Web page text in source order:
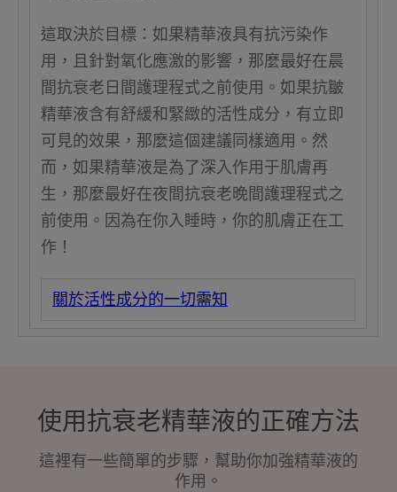
這取決於目標：如果精華液具有抗污染作
用，且針對氧化應激的影響，那麼最好在晨
間抗衰老日間護理程式之前使用。如果抗皺
精華液含有舒緩和緊緻的活性成分，有立即
可見的效果，那麼這個建議同樣適用。然
而，如果精華液是為了深入作用于肌膚再
生，那麼最好在夜間抗衰老晚間護理程式之
前使用。因為在你入睡時，你的肌膚正在工
作！
關於活性成分的一切需知
使用抗衰老精華液的正確方法
這裡有一些簡單的步驟，幫助你加強精華液的
作用。